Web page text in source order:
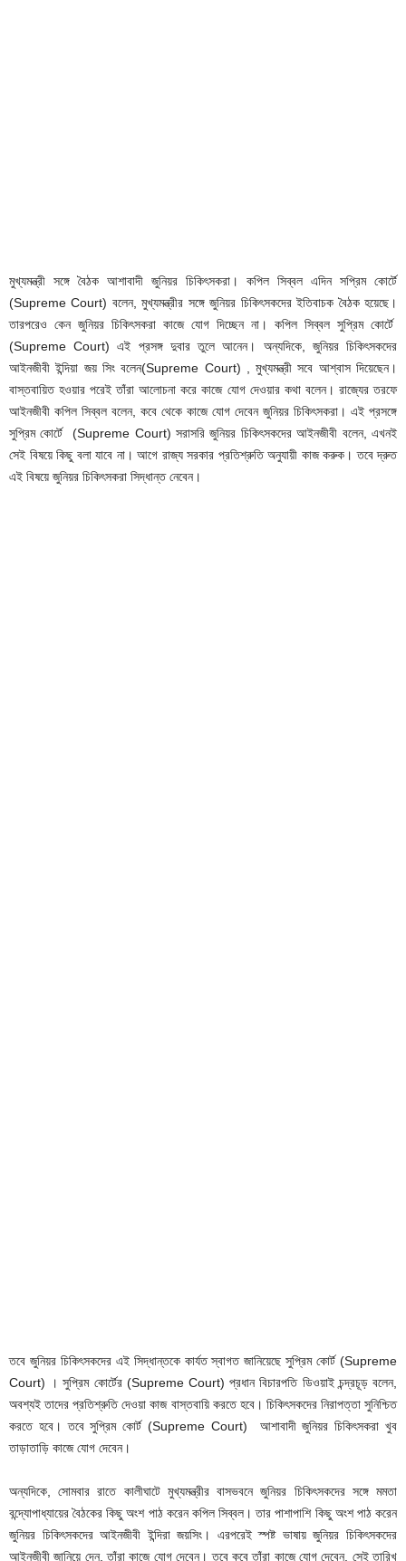
মুখ্যমন্ত্রী সঙ্গে বৈঠক আশাবাদী জুনিয়র চিকিৎসকরা। কপিল সিব্বল এদিন সপ্রিম কোর্টে
(Supreme Court) বলেন, মুখ্যমন্ত্রীর সঙ্গে জুনিয়র চিকিৎসকদের ইতিবাচক বৈঠক হয়েছে।
তারপরেও কেন জুনিয়র চিকিৎসকরা কাজে যোগ দিচ্ছেন না। কপিল সিব্বল সুপ্রিম কোর্টে
(Supreme Court) এই প্রসঙ্গ দুবার তুলে আনেন। অন্যদিকে, জুনিয়র চিকিৎসকদের
আইনজীবী ইন্দিয়া জয় সিং বলেন(Supreme Court) , মুখ্যমন্ত্রী সবে আশ্বাস দিয়েছেন।
বাস্তবায়িত হওয়ার পরেই তাঁরা আলোচনা করে কাজে যোগ দেওয়ার কথা বলেন। রাজ্যের তরফে
আইনজীবী কপিল সিব্বল বলেন, কবে থেকে কাজে যোগ দেবেন জুনিয়র চিকিৎসকরা। এই প্রসঙ্গে
সুপ্রিম কোর্টে (Supreme Court) সরাসরি জুনিয়র চিকিৎসকদের আইনজীবী বলেন, এখনই
সেই বিষয়ে কিছু বলা যাবে না। আগে রাজ্য সরকার প্রতিশ্রুতি অনুযায়ী কাজ করুক। তবে দ্রুত
এই বিষয়ে জুনিয়র চিকিৎসকরা সিদ্ধান্ত নেবেন।
তবে জুনিয়র চিকিৎসকদের এই সিদ্ধান্তকে কার্যত স্বাগত জানিয়েছে সুপ্রিম কোর্ট (Supreme
Court) । সুপ্রিম কোর্টের (Supreme Court) প্রধান বিচারপতি ডিওয়াই চন্দ্রচূড় বলেন,
অবশ্যই তাদের প্রতিশ্রুতি দেওয়া কাজ বাস্তবায়ি করতে হবে। চিকিৎসকদের নিরাপত্তা সুনিশ্চিত
করতে হবে। তবে সুপ্রিম কোর্ট (Supreme Court) আশাবাদী জুনিয়র চিকিৎসকরা খুব
তাড়াতাড়ি কাজে যোগ দেবেন।
অন্যদিকে, সোমবার রাতে কালীঘাটে মুখ্যমন্ত্রীর বাসভবনে জুনিয়র চিকিৎসকদের সঙ্গে মমতা
বন্দ্যোপাধ্যায়ের বৈঠকের কিছু অংশ পাঠ করেন কপিল সিব্বল। তার পাশাপাশি কিছু অংশ পাঠ করেন
জুনিয়র চিকিৎসকদের আইনজীবী ইন্দিরা জয়সিং। এরপরেই স্পষ্ট ভাষায় জুনিয়র চিকিৎসকদের
আইনজীবী জানিয়ে দেন, তাঁরা কাজে যোগ দেবেন। তবে কবে তাঁরা কাজে যোগ দেবেন, সেই তারিখ